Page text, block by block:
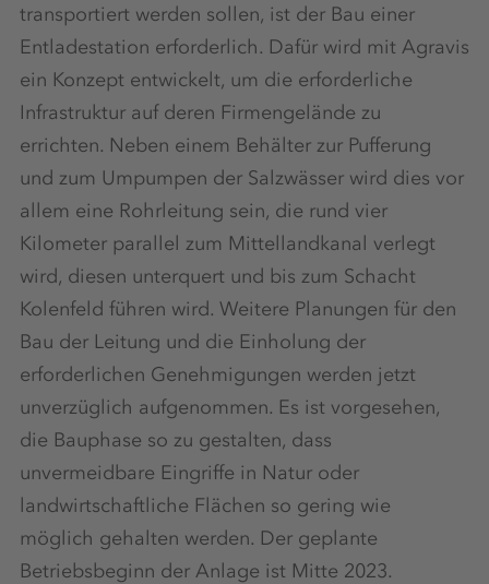
transportiert werden sollen, ist der Bau einer
Entladestation erforderlich. Dafür wird mit Agravis
ein Konzept entwickelt, um die erforderliche
Infrastruktur auf deren Firmengelände zu
errichten. Neben einem Behälter zur Pufferung
und zum Umpumpen der Salzwässer wird dies vor
allem eine Rohrleitung sein, die rund vier
Kilometer parallel zum Mittellandkanal verlegt
wird, diesen unterquert und bis zum Schacht
Kolenfeld führen wird. Weitere Planungen für den
Bau der Leitung und die Einholung der
erforderlichen Genehmigungen werden jetzt
unverzüglich aufgenommen. Es ist vorgesehen,
die Bauphase so zu gestalten, dass
unvermeidbare Eingriffe in Natur oder
landwirtschaftliche Flächen so gering wie
möglich gehalten werden. Der geplante
Betriebsbeginn der Anlage ist Mitte 2023.